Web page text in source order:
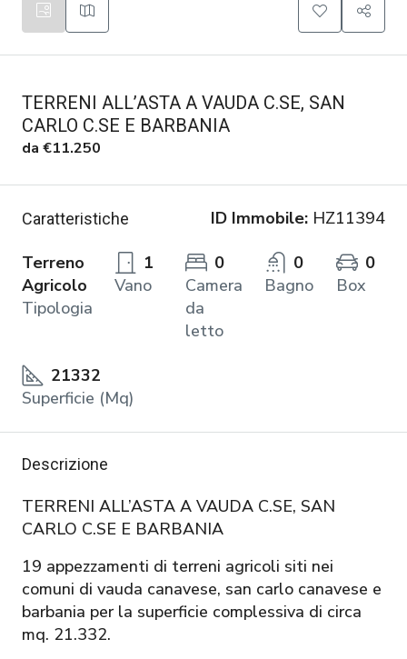
TERRENI ALL’ASTA A VAUDA C.SE, SAN
CARLO C.SE E BARBANIA
da €11.250
Caratteristiche ID Immobile: HZ11394
Terreno
Agricolo
Tipologia
1
Vano
0
Camera
da
letto
0
Bagno
0
Box
21332
Superficie (Mq)
Descrizione
TERRENI ALL’ASTA A VAUDA C.SE, SAN
CARLO C.SE E BARBANIA
19 appezzamenti di terreni agricoli siti nei
comuni di vauda canavese, san carlo canavese e
barbania per la superficie complessiva di circa
mq. 21.332.